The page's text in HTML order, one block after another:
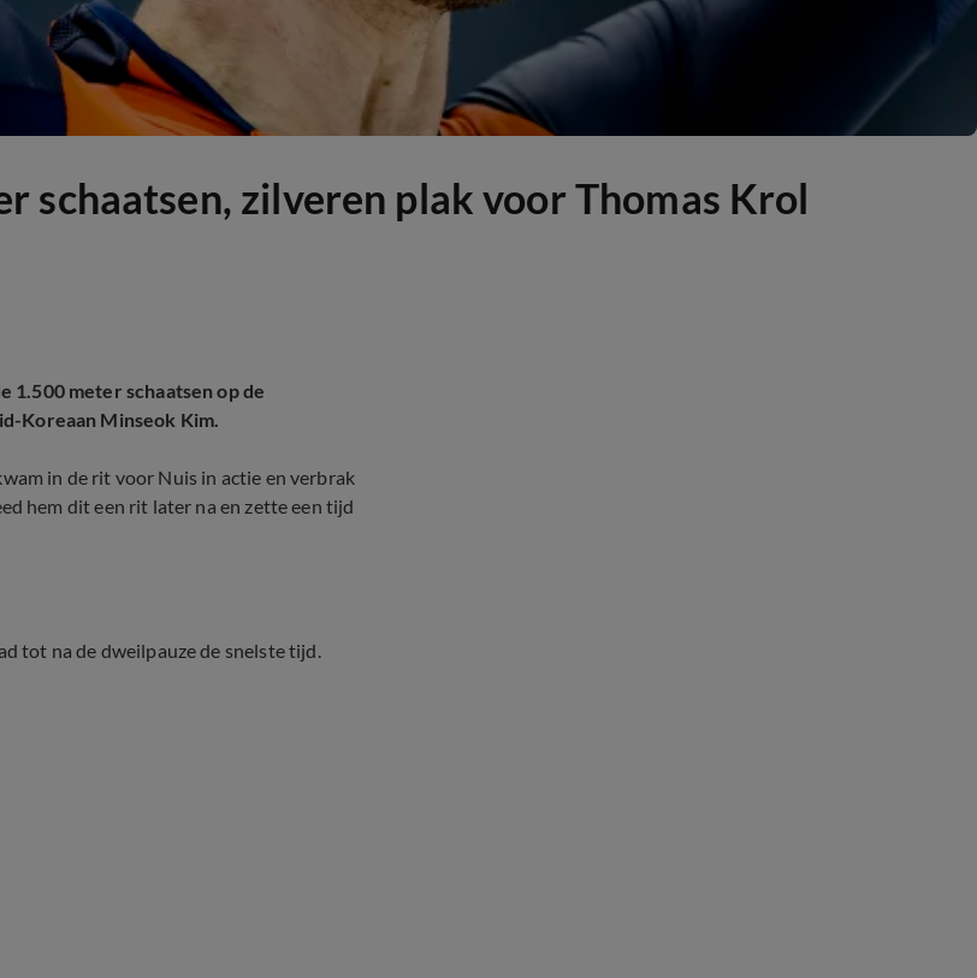
schaatsen, zilveren plak voor Thomas Krol
1.500 meter schaatsen op de
Koreaan Minseok Kim.
in de rit voor Nuis in actie en verbrak
hem dit een rit later na en zette een tijd
tot na de dweilpauze de snelste tijd.